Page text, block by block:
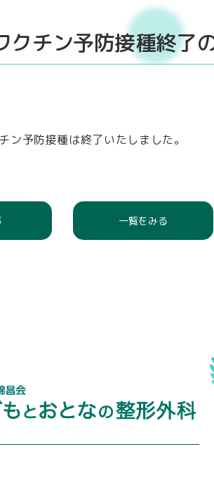
クチン予防接種終了
ン予防接種は終了いたしました。
一覧をみる